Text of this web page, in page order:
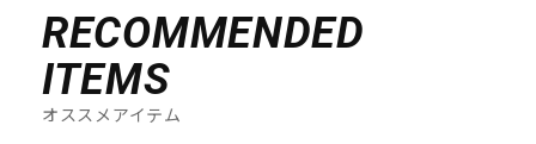
RECOMMENDED
ITEMS
オススメアイテム